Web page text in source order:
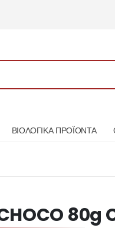
ΒΙΟΛΟΓΙΚΑ ΠΡΟΪΟΝΤΑ
80g